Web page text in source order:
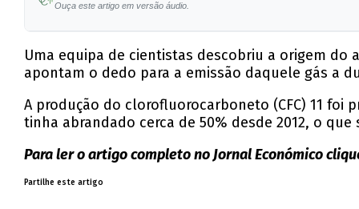
Ouça este artigo em versão áudio.
Uma equipa de cientistas descobriu a origem do
apontam o dedo para a emissão daquele gás a
A produção do clorofluorocarboneto (CFC) 11 foi
tinha abrandado cerca de 50% desde 2012, o
Para ler o artigo completo no Jornal Económico
Partilhe este artigo